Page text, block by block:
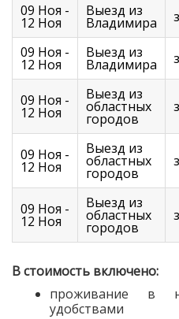
09 Ноя -
12 Ноя
Выезд из
Владимира
09 Ноя -
12 Ноя
Выезд из
Владимира
09 Ноя -
12 Ноя
Выезд из
областных
городов
09 Ноя -
12 Ноя
Выезд из
областных
городов
09 Ноя -
12 Ноя
Выезд из
областных
городов
В стоимость включено:
проживание в
удобствами